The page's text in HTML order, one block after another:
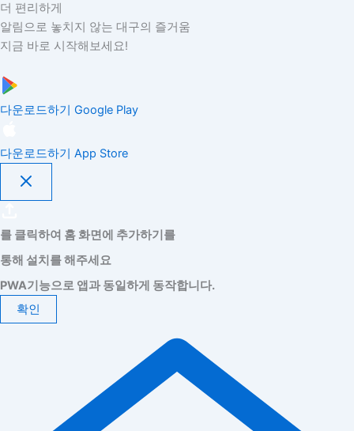
더 편리하게
알림으로 놓치지 않는 대구의 즐거움
지금 바로 시작해보세요!
다운로드하기 Google Play
다운로드하기 App Store
를 클릭하여 홈 화면에 추가하기를
통해 설치를 해주세요
PWA기능으로 앱과 동일하게 동작합니다.
확인